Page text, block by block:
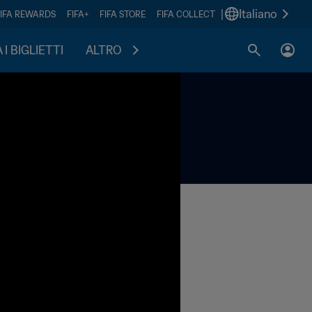
REWARDS FIFA+ FIFA STORE FIFA COLLECT Italiano
I BIGLIETTI ALTRO